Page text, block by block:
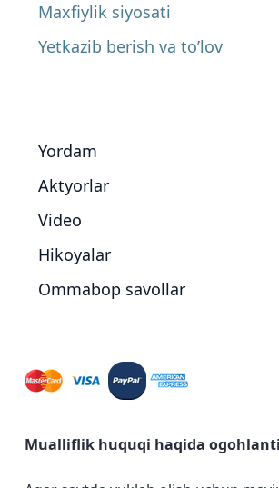
Maxfiylik siyosati
Yetkazib berish va to’lov
Yordam
Aktyorlar
Video
Hikoyalar
Ommabop savollar
Mualliflik huquqi haqida